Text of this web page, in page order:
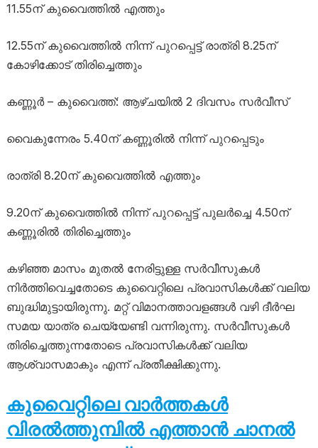
11.55ന് കുവൈത്തിൽ എത്തും
12.55ന് കുവൈത്തിൽ നിന്ന് പുറപ്പെട്ട് രാത്രി 8.25ന്
കോഴിക്കോട് തിരിച്ചെത്തും
കണ്ണൂർ – കുവൈത്ത്: ആഴ്ചയിൽ 2 ദിവസം സർവീസ്
വൈകുന്നേരം 5.40ന് കണ്ണൂരിൽ നിന്ന് പുറപ്പെടും
രാത്രി 8.20ന് കുവൈത്തിൽ എത്തും
9.20ന് കുവൈത്തിൽ നിന്ന് പുറപ്പെട്ട് പുലർച്ചെ 4.50ന്
കണ്ണൂരിൽ തിരിച്ചെത്തും
കഴിഞ്ഞ മാസം മുതൽ നേരിട്ടുള്ള സർവീസുകൾ
നിർത്തിവെച്ചതോടെ കുവൈറ്റിലെ പ്രവാസികൾക്ക് വലിയ
ബുദ്ധിമുട്ടായിരുന്നു. മറ്റ് വിമാനത്താവളങ്ങൾ വഴി ദീർഘ
സമയ യാത്ര ചെയ്യേണ്ടി വന്നിരുന്നു. സർവീസുകൾ
തിരിച്ചെത്തുന്നതോടെ പ്രവാസികൾക്ക് വലിയ
ആശ്വാസമാകും എന്ന് പ്രതീക്ഷിക്കുന്നു.
കുവൈറ്റിലെ വാർത്തകൾ
വിരൽത്തുമ്പിൽ എത്താൻ ചാനൽ